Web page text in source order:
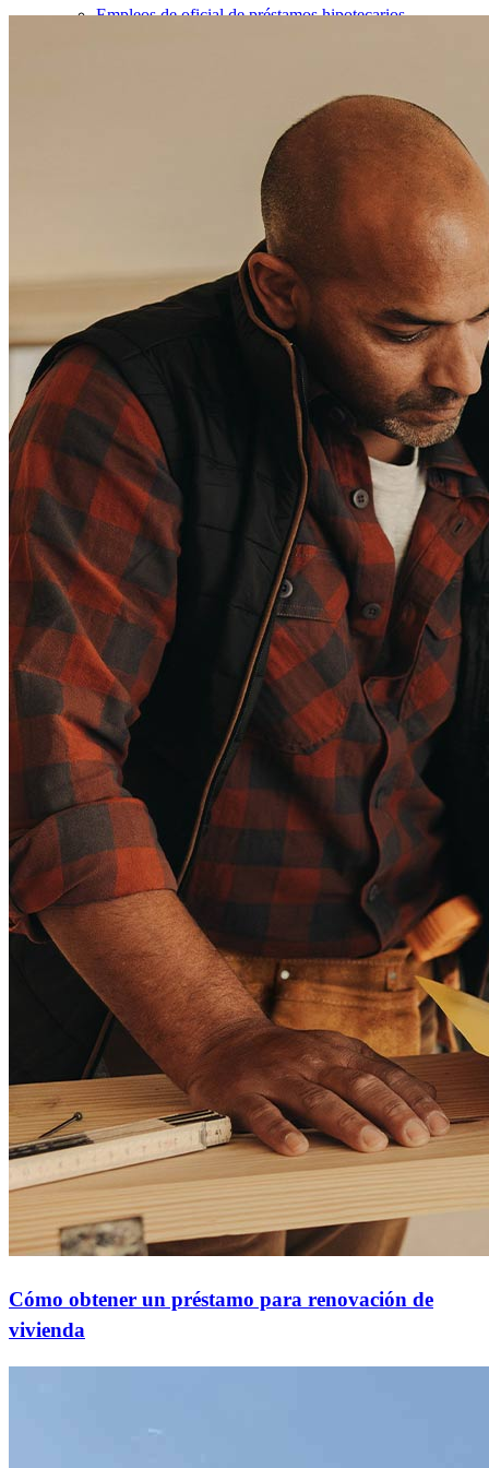
Cómo obtener un préstamo para renovación de
vivienda
Empleos de oficial de préstamos hipotecarios
Encontrar un agente de préstamos
Limitar el uso compartido de su información personal
AQUÍ (afiliados y terceros)
Do Not Sell or Share My Personal Information (CA,
CT, MN, MT, OR)
Licencias y divulgaciones
CrossCountry Mortgage, LLC, 2160 Superior Avenue,
Cleveland, OH 44114
NMLS3029 | RM.803095.000
Todos los respaldos y testimonios se dan sin incentivo ni
compensación.
Copyright © 2026 CrossCountry Mortgage, LLC. Todos los
derechos reservados
Mapa del sitio